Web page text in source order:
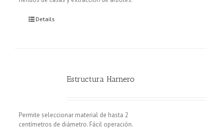
Details
Estructura Harnero
Permite seleccionar material de hasta 2
centímetros de diámetro. Fácil operación.